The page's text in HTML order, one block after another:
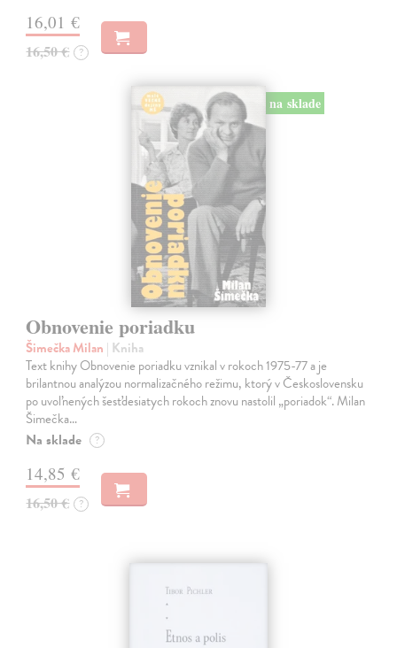
16,01 €
16,50 € ?
na sklade
Obnovenie poriadku
Šimečka Milan | Kniha
Text knihy Obnovenie poriadku vznikal v rokoch 1975-77 a je
brilantnou analýzou normalizačného režimu, ktorý v Československu
po uvoľnených šesťdesiatych rokoch znovu nastolil „poriadok“. Milan
Šimečka…
Na sklade ?
14,85 €
16,50 € ?